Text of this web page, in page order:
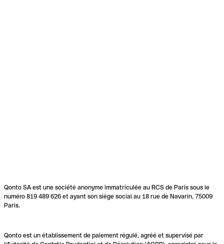
Qonto SA est une société anonyme immatriculée au RCS de Paris sous le
numéro 819 489 626 et ayant son siège social au 18 rue de Navarin, 75009
Paris.
Qonto est un établissement de paiement régulé, agréé et supervisé par